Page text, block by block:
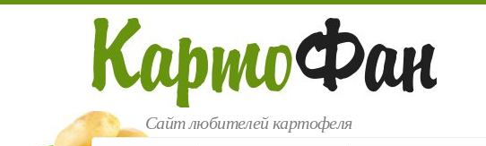
Сайт любителей картофеля